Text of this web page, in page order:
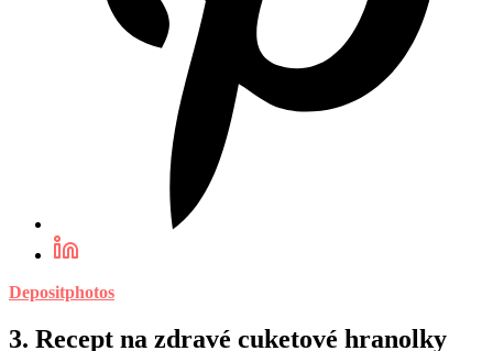
Depositphotos
3. Recept na zdravé cuketové hranolky